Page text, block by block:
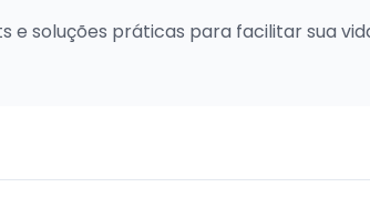
e soluções práticas para facilitar sua